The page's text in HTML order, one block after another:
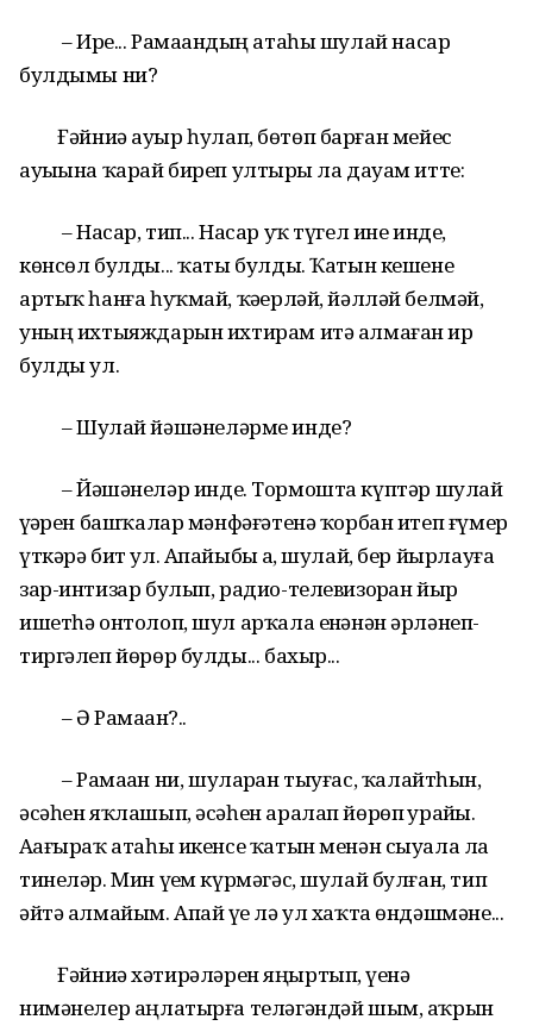
– Ире... Рамаҙандың атаһы шулай насар
булдымы ни?
Ғәйниә ауыр һулап, бөтөп барған мейес
ауыҙына ҡарай биреп ултырҙы ла дауам итте:
– Насар, тип... Насар уҡ түгел ине инде,
көнсөл булды... ҡаты булды. Ҡатын кешене
артыҡ һанға һуҡмай, ҡәҙерләй, йәлләй белмәй,
уның ихтыяждарын ихтирам итә алмаған ир
булды ул.
– Шулай йәшәнеләрме инде?
– Йәшәнеләр инде. Тормошта күптәр шулай
үҙҙәрен башҡалар мәнфәғәтенә ҡорбан итеп ғүмер
үткәрә бит ул. Апайыбыҙ ҙа, шулай, бер йырлауға
зар-интизар булып, радио-телевизорҙан йыр
ишетһә онтолоп, шул арҡала еҙнәнән әрләнеп-
тиргәлеп йөрөр булды... бахыр...
– Ә Рамаҙан?..
– Рамаҙан ни, шуларҙан тыуғас, ҡалайтһын,
әсәһен яҡлашып, әсәһен аралап йөрөп ҙурайҙы.
Аҙағыраҡ атаһы икенсе ҡатын менән сыуала ла
тинеләр. Мин үҙем күрмәгәс, шулай булған, тип
әйтә алмайым. Апай үҙе лә ул хаҡта өндәшмәне...
Ғәйниә хәтирәләрен яңыртып, үҙенә
нимәнелер аңлатырға теләгәндәй шым, аҡрын